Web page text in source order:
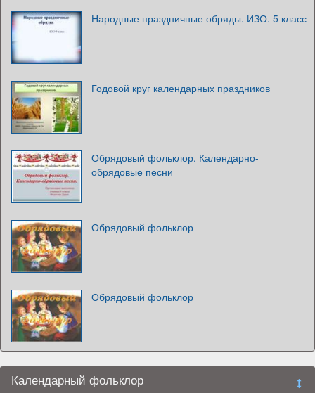
Народные праздничные обряды. ИЗО. 5 класс
Годовой круг календарных праздников
Обрядовый фольклор. Календарно-
обрядовые песни
Обрядовый фольклор
Обрядовый фольклор
Календарный фольклор